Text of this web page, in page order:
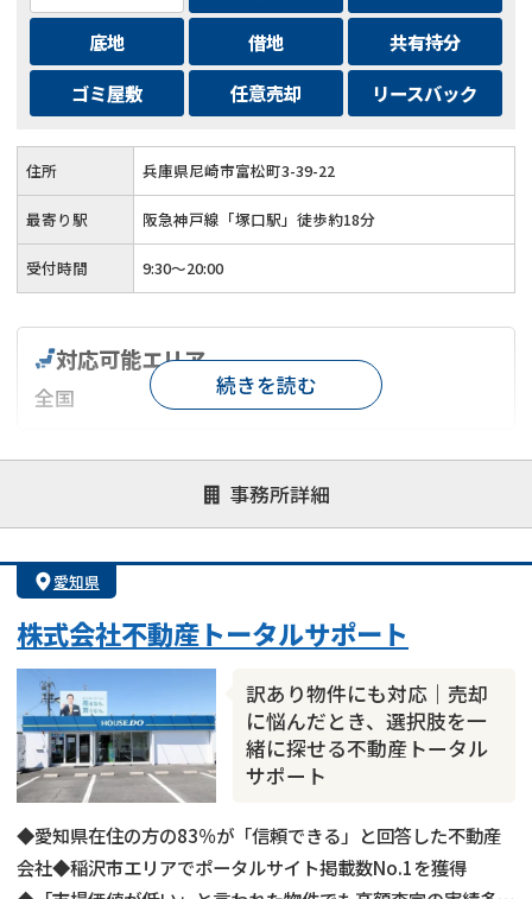
底地
借地
共有持分
ゴミ屋敷
任意売却 リースバック
住所 兵庫県尼崎市富松町3-39-22
最寄り駅 阪急神戸線「塚口駅」徒歩約18分
受付時間 9:30～20:00
事務所詳細
対応可能エリア
全国
対応が親身 オンライン面談可能
レスポンスが早い
1億円以上の買取可
続きを読む
愛知県
株式会社不動産トータルサポート
訳あり物件にも対応｜売却
に悩んだとき、選択肢を一
緒に探せる不動産トータル
サポート
◆愛知県在住の方の83％が「信頼できる」と回答した不動産
会社◆稲沢市エリアでポータルサイト掲載数No.1を獲得